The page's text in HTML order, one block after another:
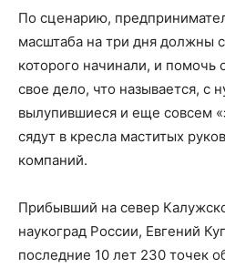
По сценарию,
масштаба на три дня должны
которого начинали, и помочь
свое дело, что называется, с
вылупившиеся и еще совсем
сядут в кресла маститых
компаний.
Прибывший на север
наукоград России, Евгений
последние 10 лет 230 точек